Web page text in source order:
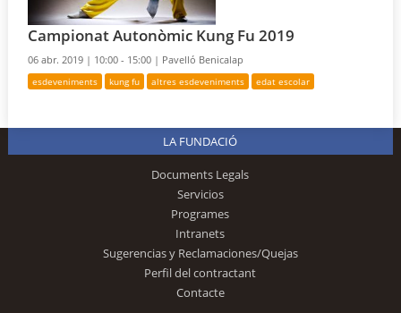
Campionat Autonòmic Kung Fu 2019
06 abr. 2019 | 10:00 - 15:00 | Pavelló Benicalap
esdeveniments kung fu altres esdeveniments edat escolar
LA FUNDACIÓ
Documents Legals
Servicios
Programes
Intranets
Sugerencias y Reclamaciones/Quejas
Perfil del contractant
Contacte